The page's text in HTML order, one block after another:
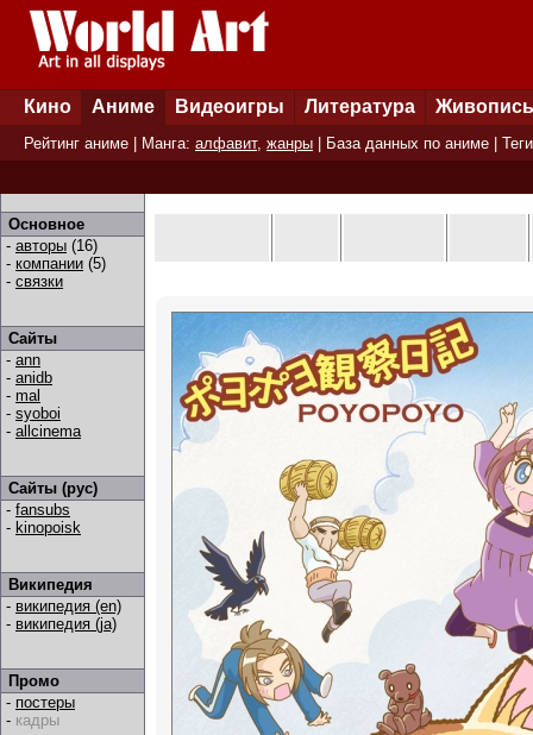
Кино Аниме Видеоигры Литература Живопись
Рейтинг аниме | Манга: алфавит, жанры База данных по аниме Теги
Основное
- авторы (16)
- компании (5)
- связки
Сайты
- ann
- anidb
- mal
- syoboi
- allcinema
Сайты (рус)
- fansubs
- kinopoisk
Википедия
- википедия (en)
- википедия (ja)
Промо
- постеры
- кадры